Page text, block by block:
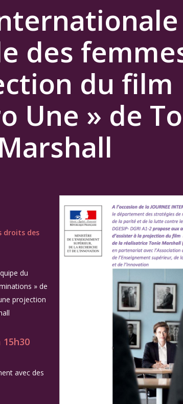
des
du film
Une » de
Marshall
droits des
du
» de
projection
15h30
avec des